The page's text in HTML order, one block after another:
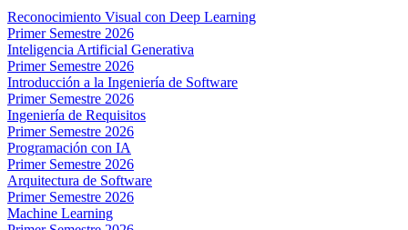
Reconocimiento Visual con Deep Learning
Primer Semestre 2026
Inteligencia Artificial Generativa
Primer Semestre 2026
Introducción a la Ingeniería de Software
Primer Semestre 2026
Ingeniería de Requisitos
Primer Semestre 2026
Programación con IA
Primer Semestre 2026
Arquitectura de Software
Primer Semestre 2026
Machine Learning